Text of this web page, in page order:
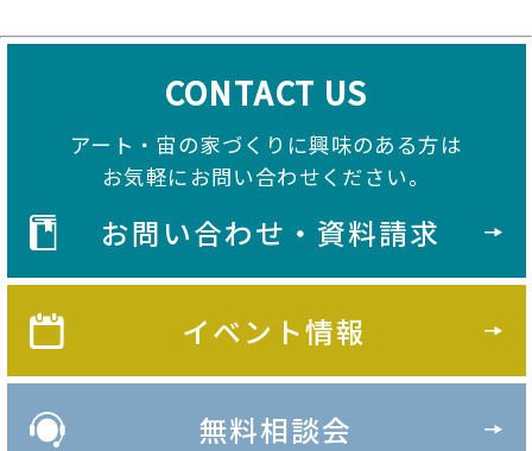
CONTACT US
アート・宙の家づくりに興味のある方は
お気軽にお問い合わせください。
お問い合わせ・資料請求
イベント情報
無料相談会